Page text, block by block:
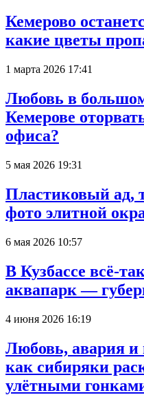
Кемерово
какие цветы
1 марта 2026 17:41
Любовь в
Кемерове
офиса?
5 мая 2026 19:31
Пластиковый ад,
фото элитной
6 мая 2026 10:57
В Кузбассе всё-
аквапарк —
4 июня 2026 16:19
Любовь, авария
как сибиряки
улётными